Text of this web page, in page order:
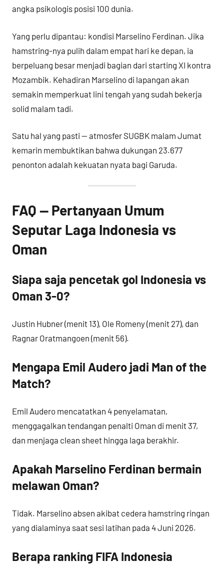
angka psikologis posisi 100 dunia.
Yang perlu dipantau: kondisi Marselino Ferdinan. Jika
hamstring-nya pulih dalam empat hari ke depan, ia
berpeluang besar menjadi bagian dari starting XI kontra
Mozambik. Kehadiran Marselino di lapangan akan
semakin memperkuat lini tengah yang sudah bekerja
solid malam tadi.
Satu hal yang pasti — atmosfer SUGBK malam Jumat
kemarin membuktikan bahwa dukungan 23.677
penonton adalah kekuatan nyata bagi Garuda.
FAQ — Pertanyaan Umum
Seputar Laga Indonesia vs
Oman
Siapa saja pencetak gol Indonesia vs
Oman 3-0?
Justin Hubner (menit 13), Ole Romeny (menit 27), dan
Ragnar Oratmangoen (menit 56).
Mengapa Emil Audero jadi Man of the
Match?
Emil Audero mencatatkan 4 penyelamatan,
menggagalkan tendangan penalti Oman di menit 37,
dan menjaga clean sheet hingga laga berakhir.
Apakah Marselino Ferdinan bermain
melawan Oman?
Tidak. Marselino absen akibat cedera hamstring ringan
yang dialaminya saat sesi latihan pada 4 Juni 2026.
Berapa ranking FIFA Indonesia